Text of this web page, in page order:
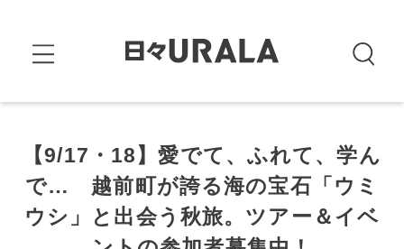
【9/17・18】愛でて、ふれて、学ん
で… 越前町が誇る海の宝石「ウミ
ウシ」と出会う秋旅。ツアー＆イベ